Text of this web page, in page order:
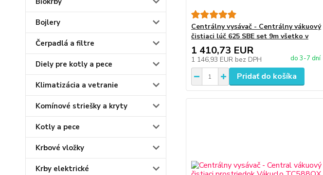
Bojlery
Čerpadlá a filtre
Diely pre kotly a pece
Klimatizácia a vetranie
Komínové striešky a kryty
Kotly a pece
Krbové vložky
Krby elektrické
Centrálny vysávač - Centrálny vákuový
čistiaci lúč 625 SBE set 9m všetko v
1 410,73 EUR
1 146,93 EUR bez DPH do 3-7 dní
Pridať do košíka